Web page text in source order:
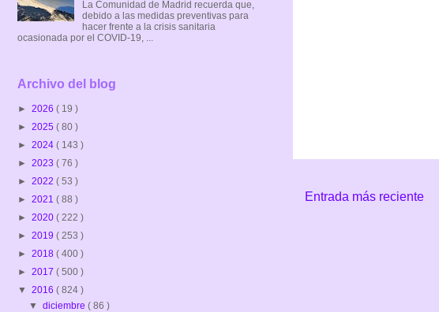
Entrada más reciente
La Comunidad de Madrid recuerda que,
debido a las medidas preventivas para
hacer frente a la crisis sanitaria
ocasionada por el COVID-19, ...
Archivo del blog
► 2026 ( 19 )
► 2025 ( 80 )
► 2024 ( 143 )
► 2023 ( 76 )
► 2022 ( 53 )
► 2021 ( 88 )
► 2020 ( 222 )
► 2019 ( 253 )
► 2018 ( 400 )
► 2017 ( 500 )
▼ 2016 ( 824 )
▼diciembre( 86 )